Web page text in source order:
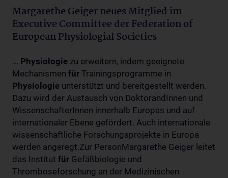
Margarethe Geiger neues Mitglied im
Executive Committee der Federation of
European Physiologial Societies
... Physiologie zu erweitern, indem geeignete
Mechanismen für Trainingsprogramme in
Physiologie unterstützt und bereitgestellt werden.
Dazu wird der Austausch von DoktorandInnen und
WissenschafterInnen innerhalb Europas und auf
internationaler Ebene gefördert. Auch internationale
wissenschaftliche Forschungsprojekte in Europa
werden angeregt.Zur PersonMargarethe Geiger leitet
das Institut für Gefäßbiologie und
Thromboseforschung an der Medizinischen